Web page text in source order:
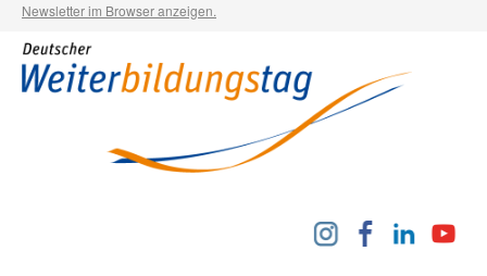
Newsletter im Browser anzeigen.